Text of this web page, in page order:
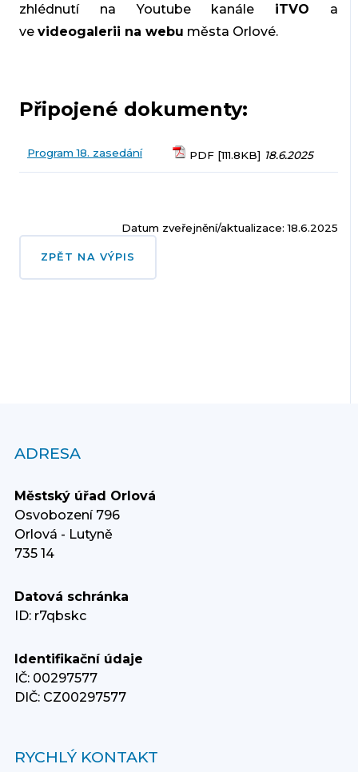
zhlédnutí na Youtube kanále iTVO a
ve videogalerii na webu města Orlové.
Připojené dokumenty:
Program 18. zasedání PDF [111.8KB] 18.6.2025
Datum zveřejnění/aktualizace: 18.6.2025
ZPĚT NA VÝPIS
ADRESA
Městský úřad Orlová
Osvobození 796
Orlová - Lutyně
735 14
Datová schránka
ID: r7qbskc
Identifikační údaje
IČ: 00297577
DIČ: CZ00297577
RYCHLÝ KONTAKT